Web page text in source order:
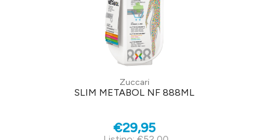
Zuccari
SLIM METABOL NF 888ML
€29,95